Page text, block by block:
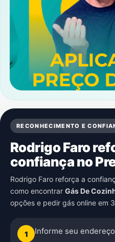
RECONHECIMENTO E
Rodrigo Faro
confiança no
Rodrigo Faro reforça a
como encontrar Gás De
opções e pedir gás online em
1 Informe seu